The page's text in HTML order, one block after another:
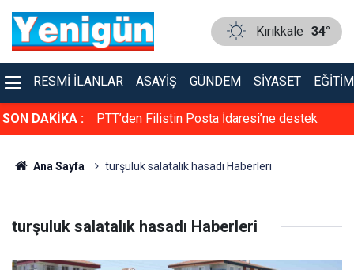
Kırıkkale 34°
RESMI İLANLAR ASAYIŞ GÜNDEM SIYASET EĞITIM
SON DAKİKA :
altına alma PTT’den Filistin Posta İdaresi’ne destek
Ana Sayfa turşuluk salatalık hasadı Haberleri
turşuluk salatalık hasadı Haberleri